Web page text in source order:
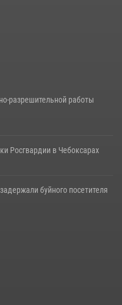
разрешительной работы
Росгвардии в Чебоксарах
буйного посетителя